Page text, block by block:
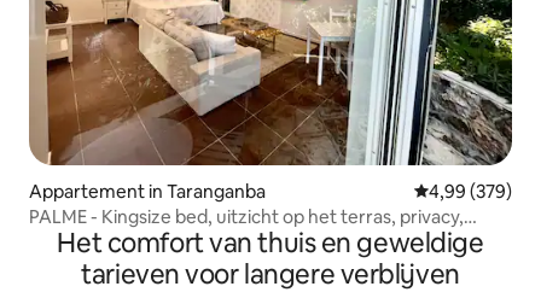
Appartement in Taranganba Gemiddelde
4,99 (379)
PALME - Kingsize bed, uitzicht op het terras, privacy,
ruimte
Het comfort van thuis en geweldige
tarieven voor langere verblijven